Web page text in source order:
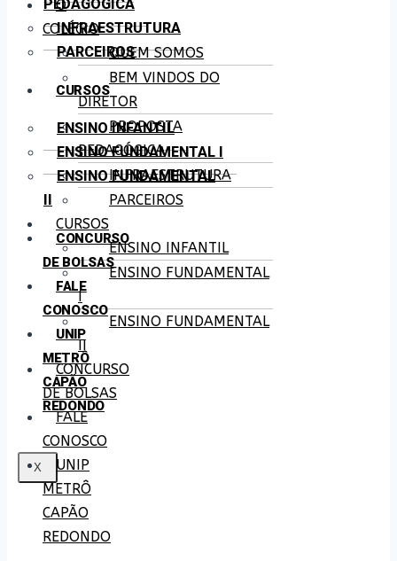
PEDAGÓGICA
INFRAESTRUTURA
PARCEIROS
CURSOS
ENSINO INFANTIL
ENSINO FUNDAMENTAL I
ENSINO FUNDAMENTAL
II
CONCURSO
DE BOLSAS
FALE
CONOSCO
UNIP
METRÔ
CAPÃO
REDONDO
X
O
COLÉGIO
QUEM SOMOS
BEM VINDOS DO
DIRETOR
PROPOSTA
PEDAGÓGICA
INFRAESTRUTURA
PARCEIROS
CURSOS
ENSINO INFANTIL
ENSINO FUNDAMENTAL
I
ENSINO FUNDAMENTAL
II
CONCURSO
DE BOLSAS
FALE
CONOSCO
UNIP
METRÔ
CAPÃO
REDONDO